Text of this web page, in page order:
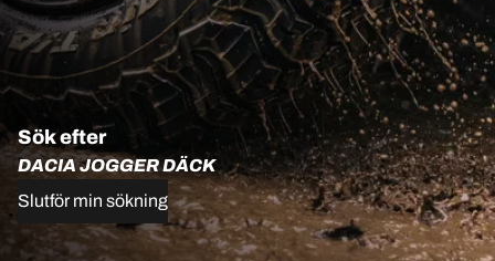
Sök efter
DACIA JOGGER DÄCK
Slutför min sökning